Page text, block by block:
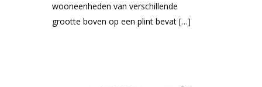
wooneenheden van verschillende
grootte boven op een plint bevat […]